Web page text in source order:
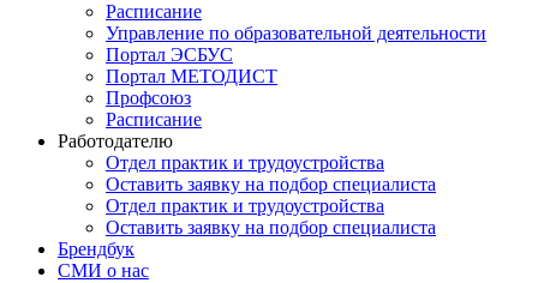
Расписание
Управление по образовательной деятельности
Портал ЭСБУС
Портал МЕТОДИСТ
Профсоюз
Расписание
Работодателю
Отдел практик и трудоустройства
Оставить заявку на подбор специалиста
Отдел практик и трудоустройства
Оставить заявку на подбор специалиста
Брендбук
СМИ о нас